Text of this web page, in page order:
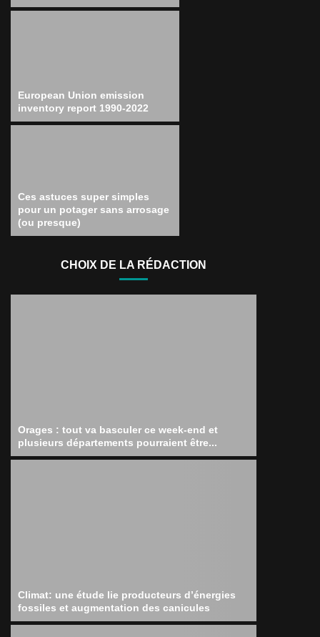
European Union emission
inventory report 1990‑2022
Ces astuces super simples
pour un potager sans arrosage
(ou presque)
CHOIX DE LA RÉDACTION
Orages : tout va basculer ce week-end et
plusieurs départements pourraient être...
Climat: une étude lie producteurs d’énergies
fossiles et augmentation des canicules